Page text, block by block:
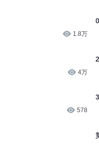
1.8万
4万
578